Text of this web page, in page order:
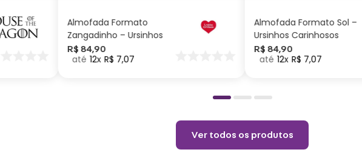
Almofada Formato
Zangadinho – Ursinhos
Carinhosos
R$ 84,90
12 R$ 7,07
Almofada Formato Sol –
Ursinhos Carinhosos
R$ 84,90
12 R$ 7,07
Ver todos os produtos